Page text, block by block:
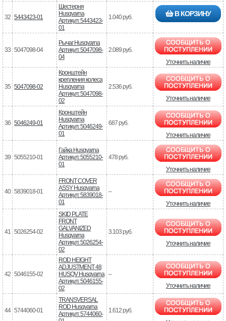
32 5443423-01
Шестерня
Husqvarna
Артикул: 5443423-
01
1.040 руб. В КОРЗИНУ
33 5047098-04
Рычаг Husqvarna
Артикул: 5047098-
04
2.089 руб.
Уточнить наличие
35 5047098-02
Кронштейн
крепления колеса
Husqvarna
Артикул: 5047098-
02
2.536 руб.
Уточнить наличие
36 5046249-01
Кронштейн
Husqvarna
Артикул: 5046249-
01
687 руб.
Уточнить наличие
39 5055210-01
Гайка Husqvarna
Артикул: 5055210-
01
478 руб.
Уточнить наличие
40 5839018-01
FRONT COVER
ASSY Husqvarna
Артикул: 5839018-
01
–
Уточнить наличие
41 5026254-02
SKID PLATE
FRONT
GALVANIZED
Husqvarna
Артикул: 5026254-
02
3.103 руб.
Уточнить наличие
42 5046155-02
ROD HEIGHT
ADJUSTMENT 48
HUSQV Husqvarna
Артикул: 5046155-
02
–
Уточнить наличие
44 5744060-01
TRANSVERSAL
ROD Husqvarna
Артикул: 5744060-
1.612 руб.